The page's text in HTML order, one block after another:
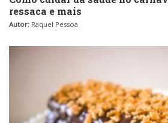
ressaca e mais
Autor: Raquel Pessoa